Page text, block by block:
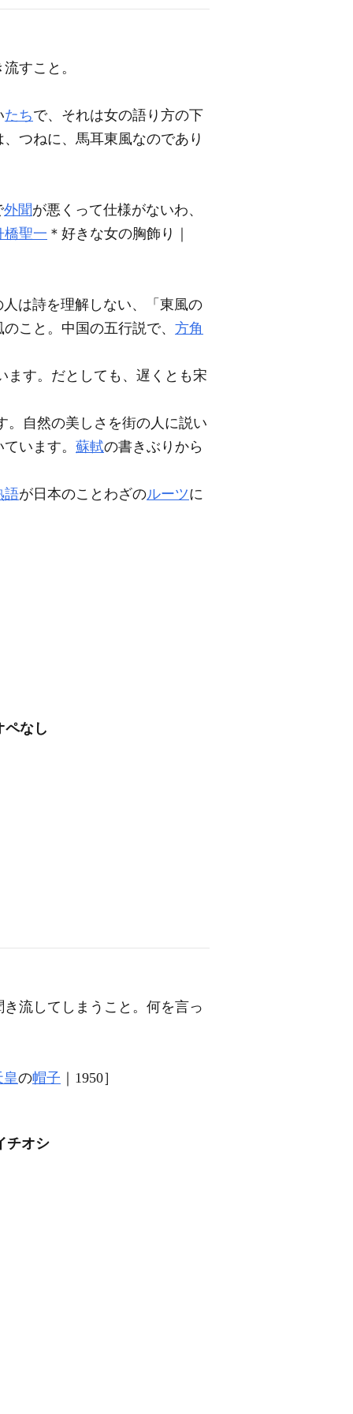
すこと。
たちで、それは女の語り方の下
つねに、馬耳東風なのであり
外聞が悪くって仕様がないわ、
橋聖一 ＊好きな女の胸飾り｜
は詩を理解しない、「東風の
こと。中国の五行説で、 方角
ます。だとしても、遅くとも宋
。自然の美しさを街の人に説い
います。 蘇軾の書きぶりから
語が日本のことわざのルーツに
ペなし
流してしまうこと。何を言っ
皇の帽子 ｜1950］
チオシ